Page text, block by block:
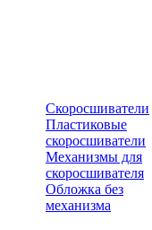
Скоросшиватели
Пластиковые
скоросшиватели
Механизмы для
скоросшивателя
Обложка без
механизма